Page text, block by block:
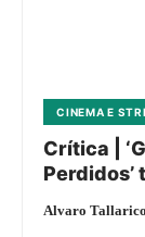
CINEMA E
Crítica |
Alvaro